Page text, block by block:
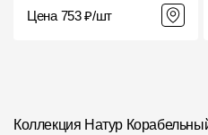
Цена 753 ₽/шт
Коллекция Натур